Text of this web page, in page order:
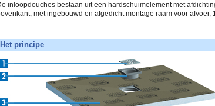
De inloopdouches bestaan uit een hardschuimelement met
met ingebouwd en afgedicht montage raam voor afvoer,
Het principe